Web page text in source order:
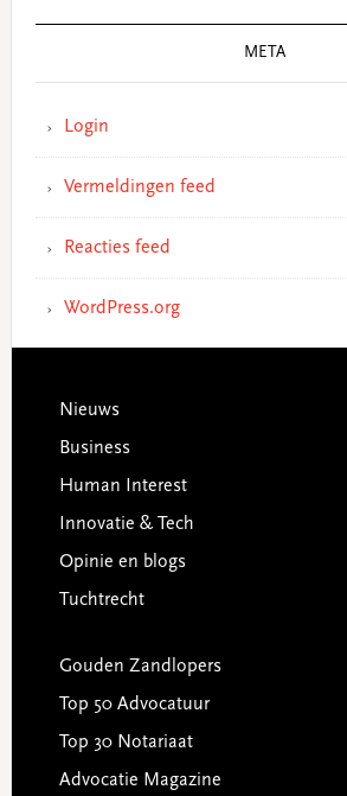
META
Login
Vermeldingen feed
Reacties feed
WordPress.org
Footer
Nieuws
Business
Human Interest
Innovatie & Tech
Opinie en blogs
Tuchtrecht
Gouden Zandlopers
Top 50 Advocatuur
Top 30 Notariaat
Advocatie Magazine